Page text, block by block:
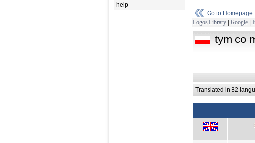
help
Go to Homepage
Logos Library | Google |
tym co
Translated in 82